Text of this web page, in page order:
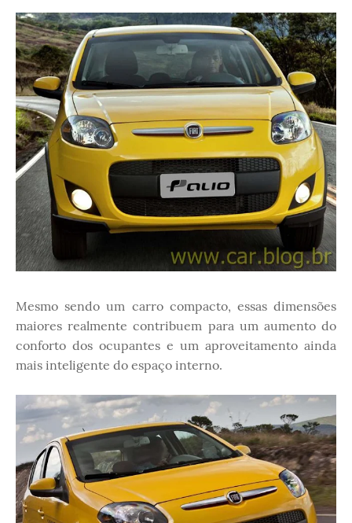
Mesmo sendo um carro compacto, essas dimensões
maiores realmente contribuem para um aumento do
conforto dos ocupantes e um aproveitamento ainda
mais inteligente do espaço interno.